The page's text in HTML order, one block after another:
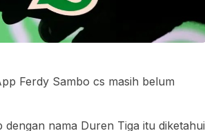
Ferdy Sambo cs masih belum
nama Duren Tiga itu diketahui